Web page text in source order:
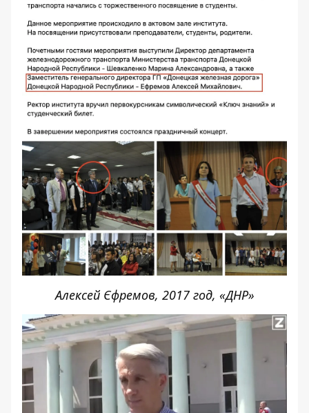
Алексей Єфремов, 2017 год, «ДНР»